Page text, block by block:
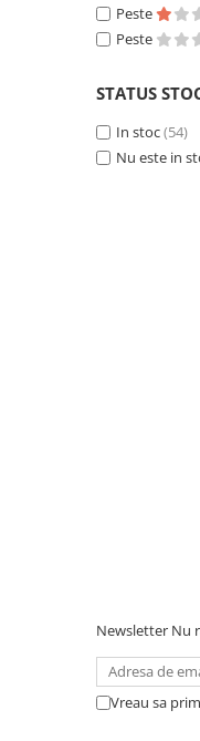
Scutere Electrice
Cu 3 Roti fara Permis
Peste
Peste
STATUS
In stoc(54)
Nu este in
Newsletter Nu
Vreau sa